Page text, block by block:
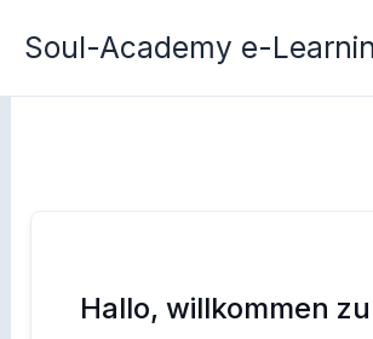
InhaltSoul-Academy e-
Hallo, willkommen